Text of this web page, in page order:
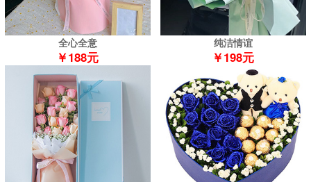
全心全意
￥188元
纯洁情谊
￥198元